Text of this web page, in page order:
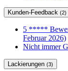
Kunden-Feedback (2)
5 *****
Februar 2026)
Nicht immer
Lackierungen (3)